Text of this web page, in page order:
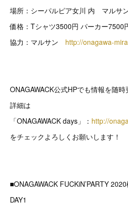
場所：シーパルピア女川 内 マルサ
価格：Tシャツ3500円 パーカー7500
協力：マルサン http://onagawa-
ONAGAWACK公式HPでも情報を随時
詳細は
「ONAGAWACK days」： http://
をチェックよろしくお願いします！
■ONAGAWACK FUCKiN’PARTY
DAY1